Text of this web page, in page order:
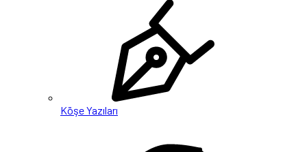
Köşe Yazıları